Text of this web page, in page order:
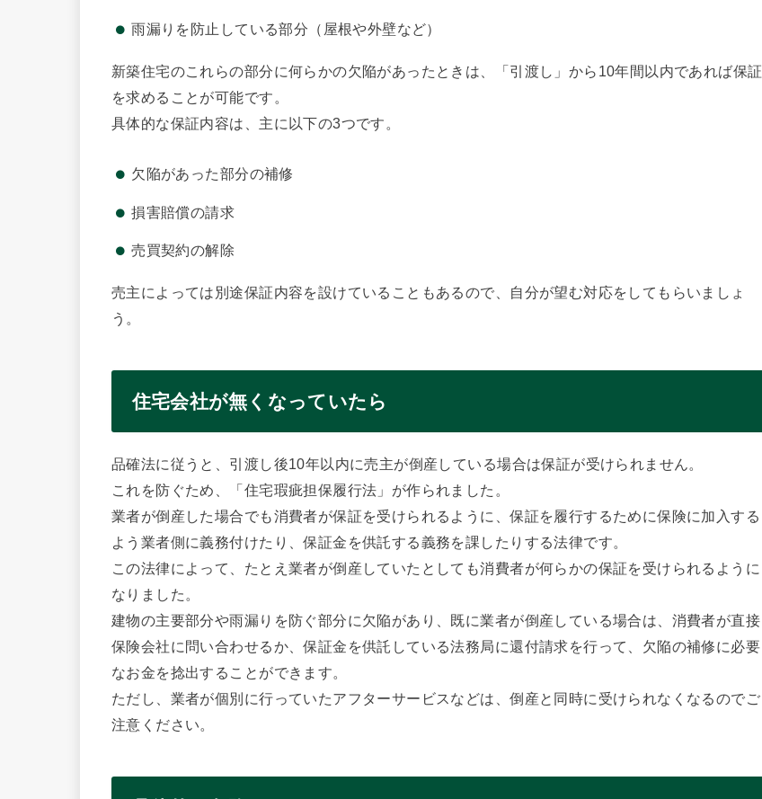
雨漏りを防止している部分（屋根や外壁など）
新築住宅のこれらの部分に何らかの欠陥があったときは、「引渡し」から10年間以内であれば保証
を求めることが可能です。
具体的な保証内容は、主に以下の3つです。
欠陥があった部分の補修
損害賠償の請求
売買契約の解除
売主によっては別途保証内容を設けていることもあるので、自分が望む対応をしてもらいましょ
う。
住宅会社が無くなっていたら
品確法に従うと、引渡し後10年以内に売主が倒産している場合は保証が受けられません。
これを防ぐため、「住宅瑕疵担保履行法」が作られました。
業者が倒産した場合でも消費者が保証を受けられるように、保証を履行するために保険に加入する
よう業者側に義務付けたり、保証金を供託する義務を課したりする法律です。
この法律によって、たとえ業者が倒産していたとしても消費者が何らかの保証を受けられるように
なりました。
建物の主要部分や雨漏りを防ぐ部分に欠陥があり、既に業者が倒産している場合は、消費者が直接
保険会社に問い合わせるか、保証金を供託している法務局に還付請求を行って、欠陥の補修に必要
なお金を捻出することができます。
ただし、業者が個別に行っていたアフターサービスなどは、倒産と同時に受けられなくなるのでご
注意ください。